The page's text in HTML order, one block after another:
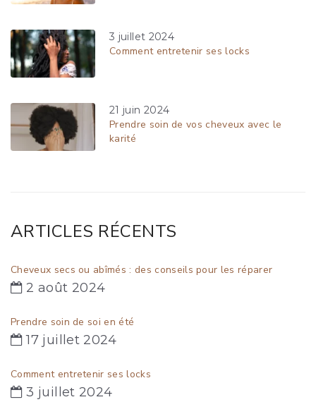
3 juillet 2024
Comment entretenir ses locks
21 juin 2024
Prendre soin de vos cheveux avec le
karité
ARTICLES RÉCENTS
Cheveux secs ou abîmés : des conseils pour les réparer
2 août 2024
Prendre soin de soi en été
17 juillet 2024
Comment entretenir ses locks
3 juillet 2024